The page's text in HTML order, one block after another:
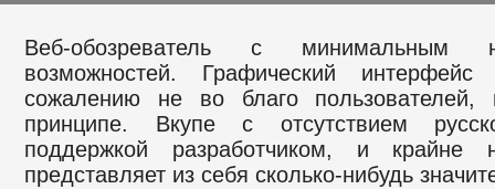
Веб-обозреватель с минимальным
возможностей. Графический
сожалению не во благо
принципе. Вкупе с отсутствием
поддержкой разработчиком, и крайне
представляет из себя сколько-нибудь